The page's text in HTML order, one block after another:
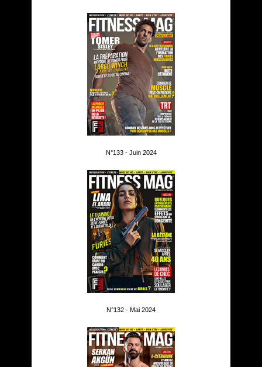
N°133 - Juin 2024
N°132 - Mai 2024